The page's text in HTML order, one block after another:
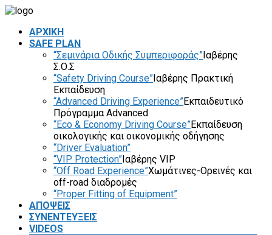
ΑΡΧΙΚΗ
SAFE PLAN
“Σεμινάρια Οδικής Συμπεριφοράς”Ιαβέρης
Σ.Ο.Σ
“Safety Driving Course”Ιαβέρης Πρακτική
Εκπαίδευση
“Advanced Driving Experience”Εκπαιδευτικό
Πρόγραμμα Advanced
“Eco & Economy Driving Course”Εκπαίδευση
οικολογικής και οικονομικής οδήγησης
“Driver Evaluation”
“VIP Protection”Ιαβέρης VIP
“Off Road Experience”Χωμάτινες-Ορεινές και
off-road διαδρομές
“Proper Fitting of Equipment”
ΑΠΟΨΕΙΣ
ΣΥΝΕΝΤΕΥΞΕΙΣ
VIDEOS